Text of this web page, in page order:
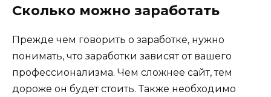
Сколько можно заработать
Прежде чем говорить о заработке, нужно
понимать, что заработки зависят от вашего
профессионализма. Чем сложнее сайт, тем
дороже он будет стоить. Также необходимо